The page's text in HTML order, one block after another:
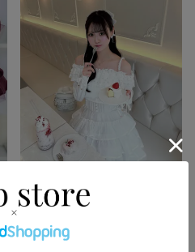
2buy20%off 動画
プス